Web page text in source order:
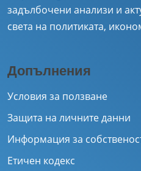
задълбочени анализи и
света на политиката,
Допълнения
Условия за ползване
Защита на личните данни
Информация за
Етичен кодекс